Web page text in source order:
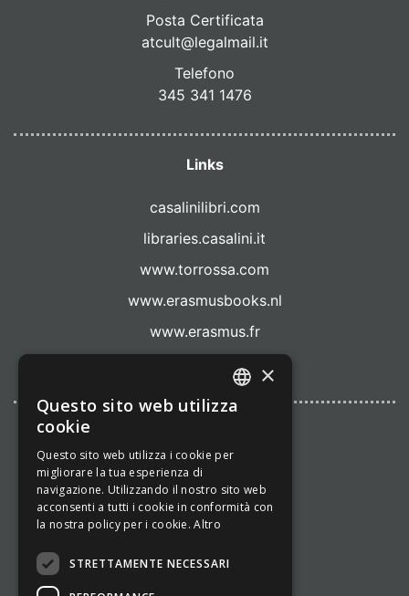
Posta Certificata
atcult@legalmail.it
Telefono
345 341 1476
Links
casalinilibri.com
libraries.casalini.it
www.torrossa.com
www.erasmusbooks.nl
www.erasmus.fr
P.IVA:
06851241007
RM-1001766
ITALIAN
×
Questo sito web utilizza
cookie
Questo sito web utilizza i cookie per
migliorare la tua esperienza di
navigazione. Utilizzando il nostro sito web
acconsenti a tutti i cookie in conformità con
la nostra policy per i cookie. Altro
STRETTAMENTE NECESSARI